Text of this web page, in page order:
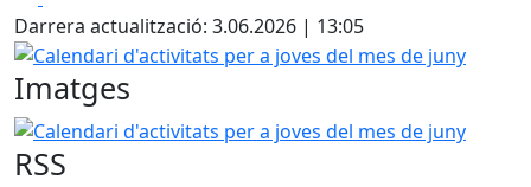
Darrera actualització: 3.06.2026 | 13:05
Calendari d'activitats per a joves del mes de juny
Imatges
Calendari d'activitats per a joves del mes de juny
RSS